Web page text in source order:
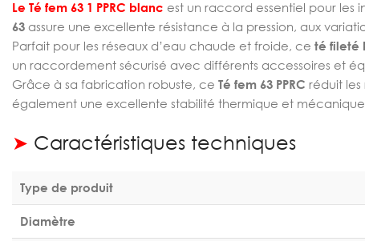
Le Té fem 63 1 PPRC blanc est un raccord essentiel pour les
63 assure une excellente résistance à la pression, aux
Parfait pour les réseaux d’eau chaude et froide, ce té fileté
un raccordement sécurisé avec différents accessoires et
Grâce à sa fabrication robuste, ce Té fem 63 PPRC réduit
également une excellente stabilité thermique et
➤ Caractéristiques techniques
Type de produit
Diamètre